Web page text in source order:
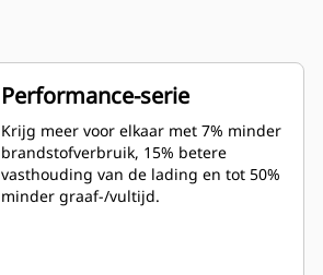
Performance-serie
Krijg meer voor elkaar met 7% minder
brandstofverbruik, 15% betere
vasthouding van de lading en tot 50%
minder graaf-/vultijd.